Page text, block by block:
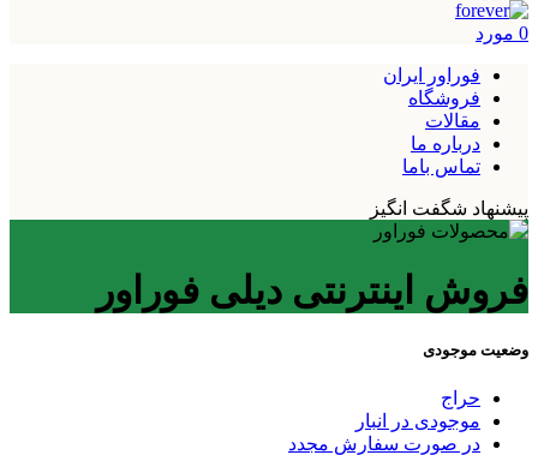
0 مورد
فوراور ایران
فروشگاه
مقالات
درباره ما
تماس باما
پیشنهاد شگفت انگیز
فروش اینترنتی دیلی فوراور
وضعیت موجودی
حراج
موجودی در انبار
در صورت سفارش مجدد